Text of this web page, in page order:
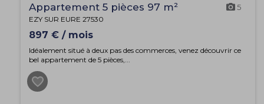
Appartement 5 pièces 97 m² 5
EZY SUR EURE 27530
897 € / mois
Idéalement situé à deux pas des commerces, venez découvrir ce
bel appartement de 5 pièces,...